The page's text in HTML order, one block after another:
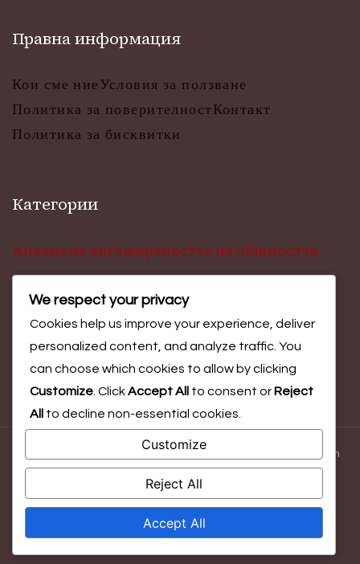
Правна информация
Кои сме ние Условия за ползване
Политика за поверителностКонтакт
Политика за бисквитки
Категории
Анализ на ангажираността на общността
Инсайти за участие във фестивали
Оценка на резултатите от събитието
Blossom
WordPress.
Условия за ползване Политика за поверителност
We respect your privacy
Cookies help us improve your experience, deliver
personalized content, and analyze traffic. You
can choose which cookies to allow by clicking
Customize . ClickAccept All to consent or Reject
All
to decline non-essential cookies.
Customize
Reject All
Accept All